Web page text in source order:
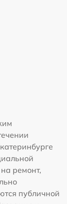
ремонт,
публичной